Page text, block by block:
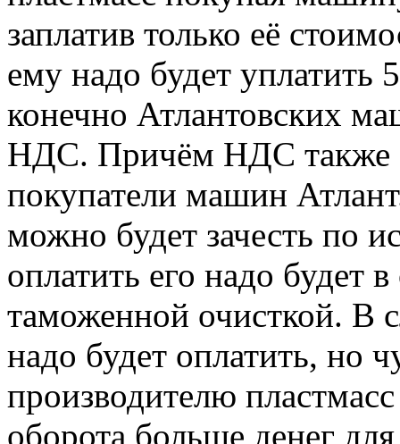
заплатив только её
ему надо будет
конечно
НДС. Причём НДС также
покупатели машин
можно будет зачесть по
оплатить его надо будет
таможенной очисткой. В
надо будет оплатить, но
производителю
оборота больше денег